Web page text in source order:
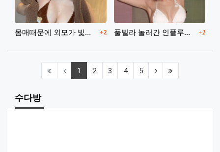
몸매때문에 외모가 빛을못보는 여캠 댓글
2 풀빌라 놀러간 인플루언서 댓글
2
1 (current)
2 3 4 5 (next)
수다방